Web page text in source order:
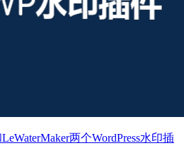
两个WordPress水印插